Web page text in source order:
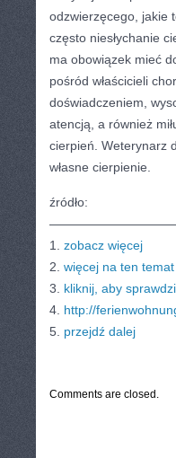
odzwierzęcego, jakie
często niesłychanie
ma obowiązek mieć
pośród właścicieli
doświadczeniem,
atencją, a również
cierpień. Weterynarz
własne cierpienie.
źródło:
1. zobacz więcej
2. więcej na ten temat
3. kliknij, aby
4. http://
5. przejdź dalej
Comments are closed.